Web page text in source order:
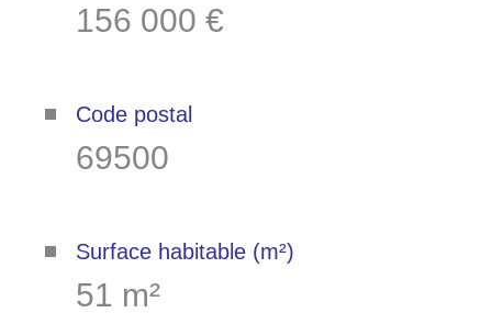
Bilan
énergétique
156 000 €
Code postal
69500
Surface habitable (m²)
51 m²